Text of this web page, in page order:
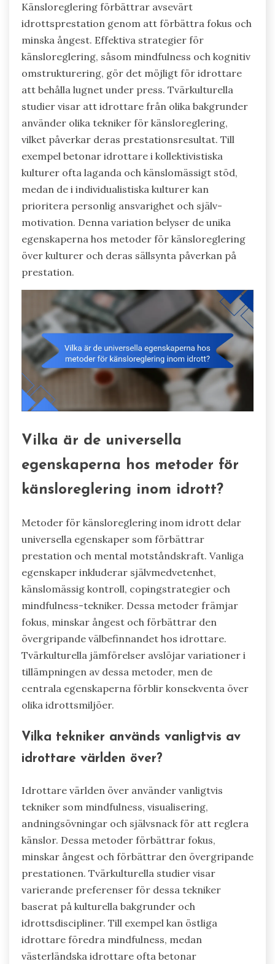
Känsloreglering förbättrar avsevärt
idrottsprestation genom att förbättra fokus och
minska ångest. Effektiva strategier för
känsloreglering, såsom mindfulness och kognitiv
omstrukturering, gör det möjligt för idrottare
att behålla lugnet under press. Tvärkulturella
studier visar att idrottare från olika bakgrunder
använder olika tekniker för känsloreglering,
vilket påverkar deras prestationsresultat. Till
exempel betonar idrottare i kollektivistiska
kulturer ofta laganda och känslomässigt stöd,
medan de i individualistiska kulturer kan
prioritera personlig ansvarighet och själv-
motivation. Denna variation belyser de unika
egenskaperna hos metoder för känsloreglering
över kulturer och deras sällsynta påverkan på
prestation.
Vilka är de universella
egenskaperna hos metoder för
känsloreglering inom idrott?
Metoder för känsloreglering inom idrott delar
universella egenskaper som förbättrar
prestation och mental motståndskraft. Vanliga
egenskaper inkluderar självmedvetenhet,
känslomässig kontroll, copingstrategier och
mindfulness-tekniker. Dessa metoder främjar
fokus, minskar ångest och förbättrar den
övergripande välbefinnandet hos idrottare.
Tvärkulturella jämförelser avslöjar variationer i
tillämpningen av dessa metoder, men de
centrala egenskaperna förblir konsekventa över
olika idrottsmiljöer.
Vilka tekniker används vanligtvis av
idrottare världen över?
Idrottare världen över använder vanligtvis
tekniker som mindfulness, visualisering,
andningsövningar och självsnack för att reglera
känslor. Dessa metoder förbättrar fokus,
minskar ångest och förbättrar den övergripande
prestationen. Tvärkulturella studier visar
varierande preferenser för dessa tekniker
baserat på kulturella bakgrunder och
idrottsdiscipliner. Till exempel kan östliga
idrottare föredra mindfulness, medan
västerländska idrottare ofta betonar